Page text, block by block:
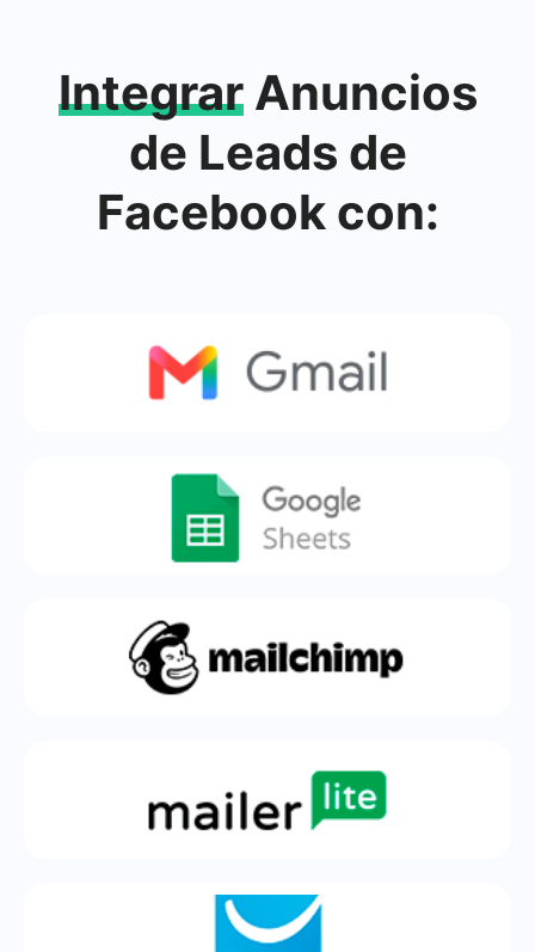
IntegrarAnuncios
de Leads de
Facebook con: